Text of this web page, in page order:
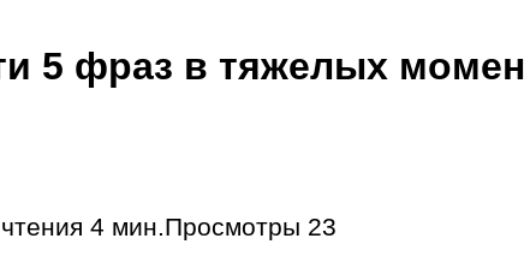
5 фраз в тяжелых
4 мин.Просмотры 23